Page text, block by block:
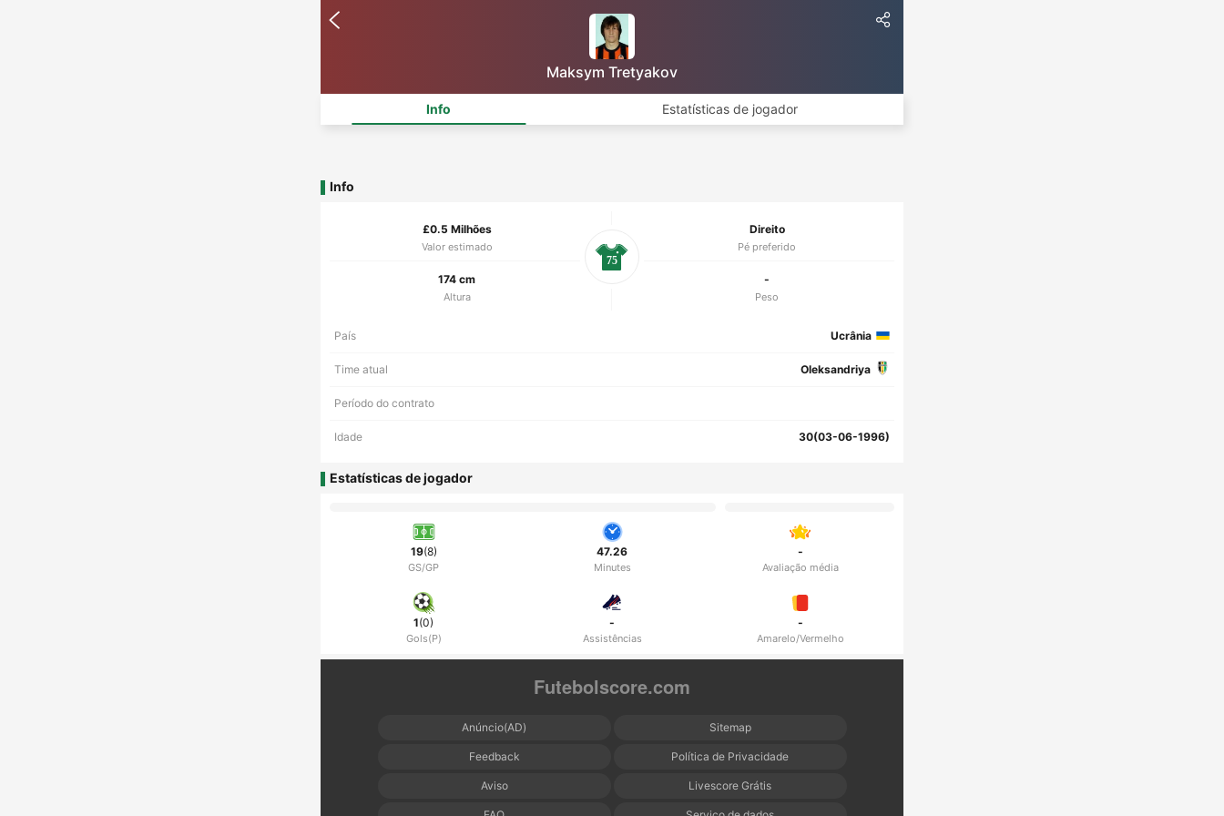
Maksym Tretyakov
Info Estatísticas de jogador
Info
£0.5 Milhões
Valor estimado
Direito
Pé preferido
174 cm
Altura
-
Peso
75
País Ucrânia
Time atual Oleksandriya
Período do contrato
Idade 30(03-06-1996)
Estatísticas de jogador
19(8)
GS/GP
47.26
Minutes
-
Avaliação média
1(0)
Gols(P)
-
Assistências
-
Amarelo/Vermelho
Futebolscore.com
Anúncio(AD) Sitemap
Feedback Política de Privacidade
Aviso Livescore Grátis